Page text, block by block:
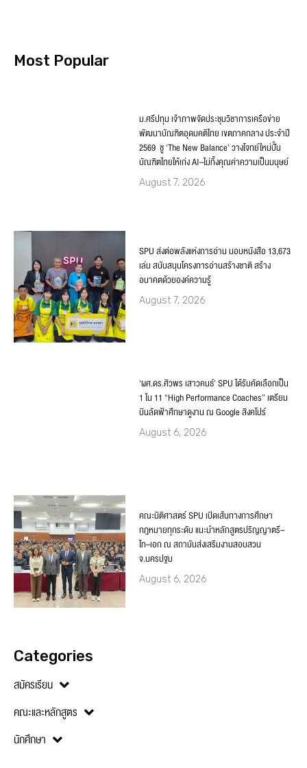
Most Popular
ม.ศรีปทุม เจ้าภาพจัดประชุมวิชาการเครือข่าย
พัฒนาบัณฑิตอุดมคติไทย เขตภาคกลาง ประจำปี
2569 ชู ‘The New Balance’ วางโจทย์ใหม่ปั้น
บัณฑิตไทยให้เก่ง AI–ไม่ทิ้งคุณค่าความเป็นมนุษย์
August 7, 2026
SPU ส่งต่อพลังแห่งการอ่าน มอบหนังสือ 13,673
เล่ม สนับสนุนโครงการอ่านสร้างชาติ สร้าง
อนาคตด้วยองค์ความรู้
August 7, 2026
‘ผศ.ดร.ศิวพร เสาวคนธ์’ SPU ได้รับคัดเลือกเป็น
1 ใน 11 “High Performance Coaches” เตรียม
บินลัดฟ้าศึกษาดูงาน ณ Google สิงคโปร์
August 6, 2026
คณะนิติศาสตร์ SPU เปิดเส้นทางการศึกษา
กฎหมายทุกระดับ แนะนำหลักสูตรปริญญาตรี–
โท–เอก ณ สถาบันส่งเสริมงานสอบสวน
จ.นครปฐม
August 6, 2026
Categories
สมัครเรียน
คณะและหลักสูตร
นักศึกษา